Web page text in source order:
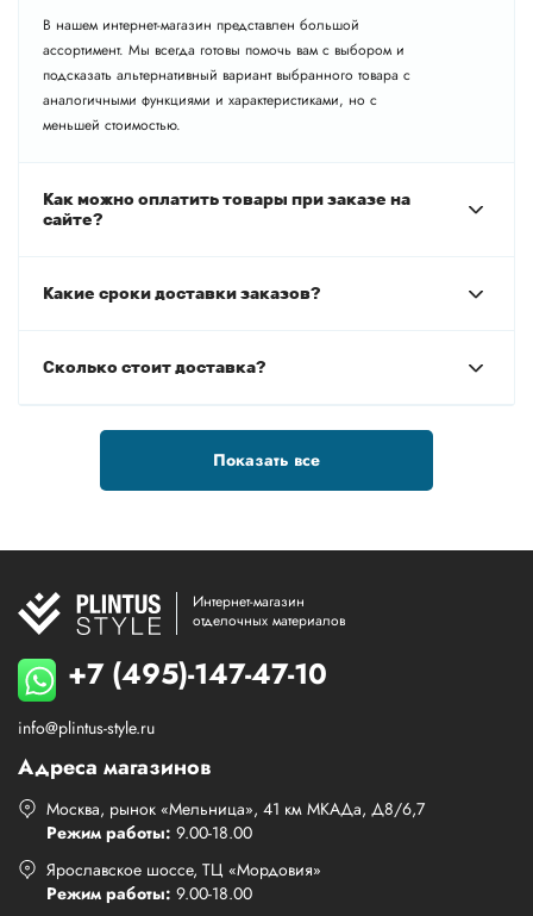
В нашем интернет-магазин представлен большой
ассортимент. Мы всегда готовы помочь вам с выбором и
подсказать альтернативный вариант выбранного товара с
аналогичными функциями и характеристиками, но с
меньшей стоимостью.
Как можно оплатить товары при заказе на
сайте?
Какие сроки доставки заказов?
Сколько стоит доставка?
Показать все
Интернет-магазин
отделочных материалов
+7 (495)-147-47-10
info@plintus-style.ru
Адреса магазинов
Москва, рынок «Мельница», 41 км МКАДа, Д8/6,7
Режим работы: 9.00-18.00
Ярославское шоссе, ТЦ «Мордовия»
Режим работы: 9.00-18.00